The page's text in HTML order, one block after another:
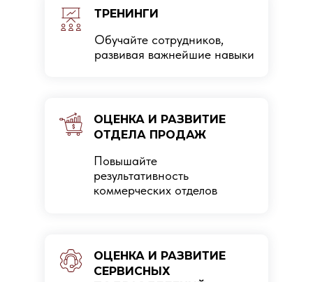
ТРЕНИНГИ
Обучайте сотрудников,
развивая важнейшие навыки
ОЦЕНКА И РАЗВИТИЕ
ОТДЕЛА ПРОДАЖ
Повышайте
результативность
коммерческих отделов
ОЦЕНКА И РАЗВИТИЕ
СЕРВИСНЫХ